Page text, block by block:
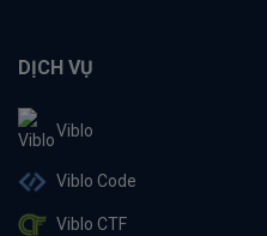
DỊCH VỤ
Viblo
Viblo Code
Viblo CTF